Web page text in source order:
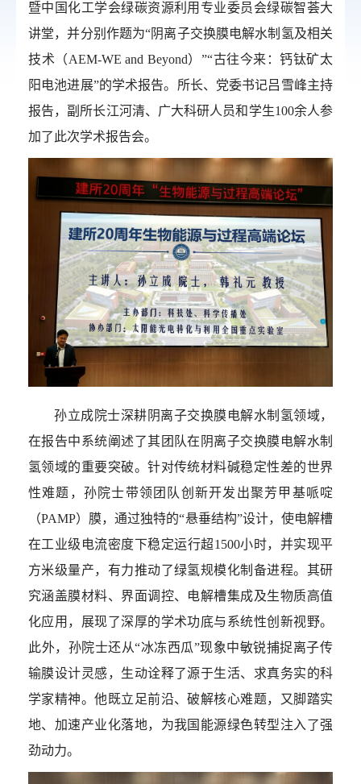
暨中国化工学会绿碳资源利用专业委员会绿碳智荟大
讲堂，并分别作题为“阴离子交换膜电解水制氢及相关
技术（AEM-WE and Beyond）”“古往今来：钙钛矿太
阳电池进展”的学术报告。所长、党委书记吕雪峰主持
报告，副所长江河清、广大科研人员和学生100余人参
加了此次学术报告会。
孙立成院士深耕阴离子交换膜电解水制氢领域，
在报告中系统阐述了其团队在阴离子交换膜电解水制
氢领域的重要突破。针对传统材料碱稳定性差的世界
性难题，孙院士带领团队创新开发出聚芳甲基哌啶
（PAMP）膜，通过独特的“悬垂结构”设计，使电解槽
在工业级电流密度下稳定运行超1500小时，并实现平
方米级量产，有力推动了绿氢规模化制备进程。其研
究涵盖膜材料、界面调控、电解槽集成及生物质高值
化应用，展现了深厚的学术功底与系统性创新视野。
此外，孙院士还从“冰冻西瓜”现象中敏锐捕捉离子传
输膜设计灵感，生动诠释了源于生活、求真务实的科
学家精神。他既立足前沿、破解核心难题，又脚踏实
地、加速产业化落地，为我国能源绿色转型注入了强
劲动力。